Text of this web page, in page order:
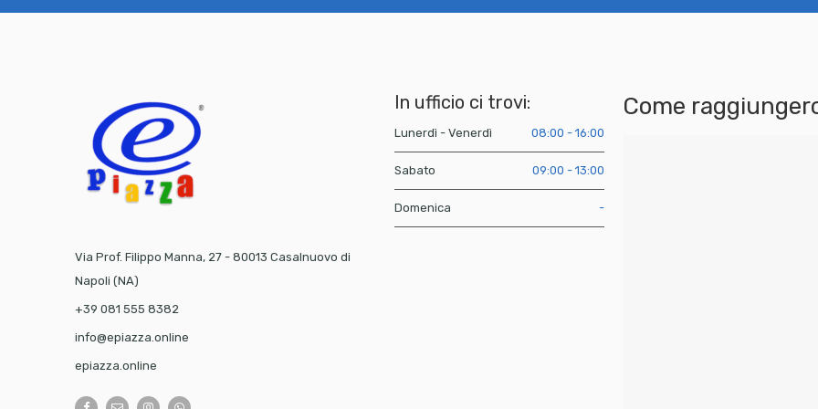
Via Prof. Filippo Manna, 27 - 80013 Casalnuovo di
Napoli (NA)
+39 081 555 8382
info@epiazza.online
epiazza.online
In ufficio ci trovi:
Lunerdì - Venerdì 08:00 - 16:00
Sabato 09:00 - 13:00
Domenica -
Come